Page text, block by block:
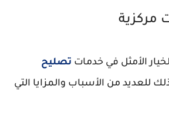
مركزية
الأمثل في خدمات تصليح
للعديد من الأسباب والمزايا التي